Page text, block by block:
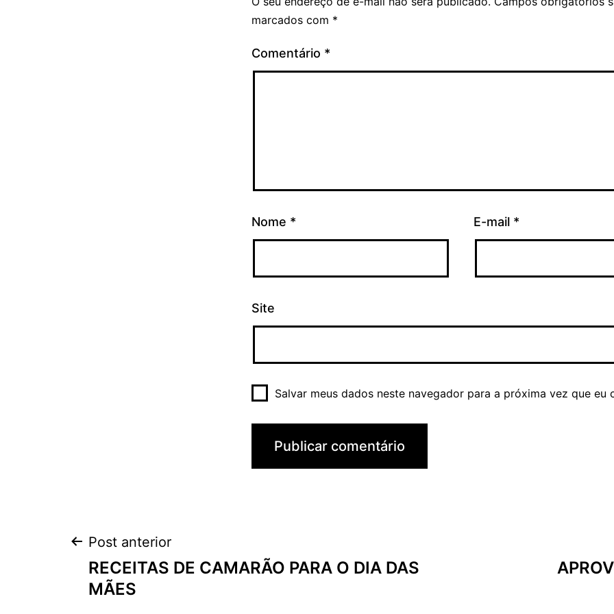
marcados com *
Comentário *
Nome * E-mail *
Site
Salvar meus dados neste navegador para a próxima vez que eu
Navegação
de
Post anterior
RECEITAS DE CAMARÃO PARA O DIA DAS
MÃES